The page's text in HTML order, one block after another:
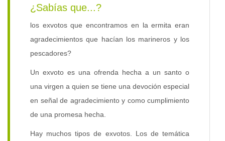
¿Sabías que...?
los exvotos que encontramos en la ermita eran
agradecimientos que hacían los marineros y los
pescadores?
Un exvoto es una ofrenda hecha a un santo o
una virgen a quien se tiene una devoción especial
en señal de agradecimiento y como cumplimiento
de una promesa hecha.
Hay muchos tipos de exvotos. Los de temática